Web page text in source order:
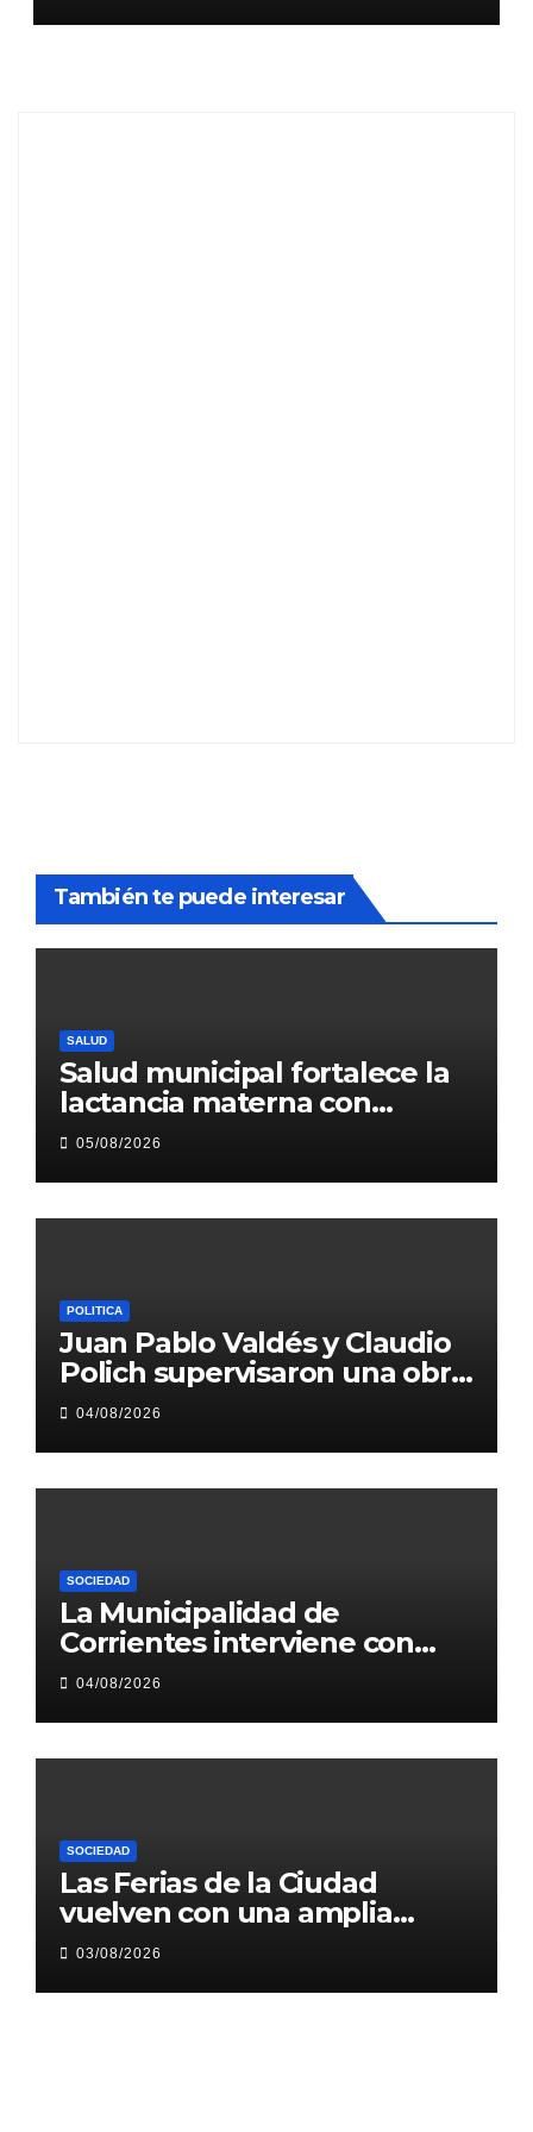
También te puede interesar
SALUD
Salud municipal fortalece la
lactancia materna con
acciones de promoción
05/08/2026
POLITICA
Juan Pablo Valdés y Claudio
Polich supervisaron una obra
hídrica que beneficiará a más
04/08/2026
SOCIEDAD
La Municipalidad de
Corrientes interviene con
obras 1.200 metros de Héroes
04/08/2026
SOCIEDAD
Las Ferias de la Ciudad
vuelven con una amplia
agenda en plazas y paseos
03/08/2026